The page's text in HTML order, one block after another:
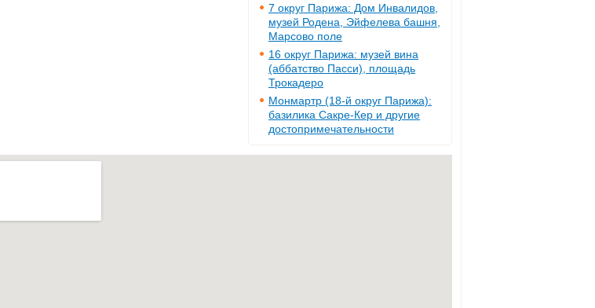
7 округ Парижа: Дом Инвалидов,
музей Родена, Эйфелева башня,
Марсово поле
16 округ Парижа: музей вина
(аббатство Пасси), площадь
Трокадеро
Монмартр (18-й округ Парижа):
базилика Сакре-Кер и другие
достопримечательности